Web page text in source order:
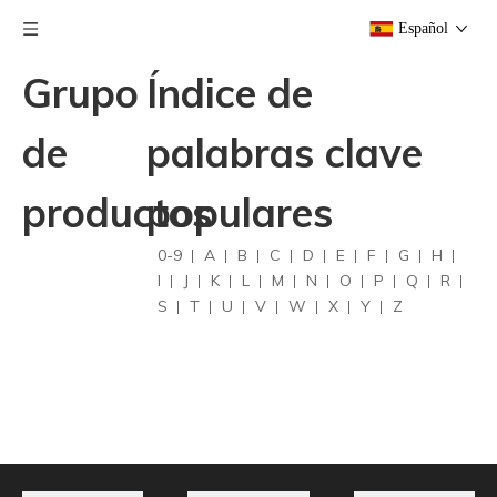
Español
Grupo
de
productos
Índice de
palabras clave
populares
0-9 A B C D E F G
H
I
J K L M N O P Q
R
S
T U V W X Y Z